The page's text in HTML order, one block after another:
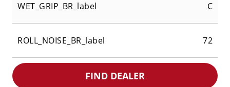
WET_GRIP_BR_label C
ROLL_NOISE_BR_label 72
FIND DEALER